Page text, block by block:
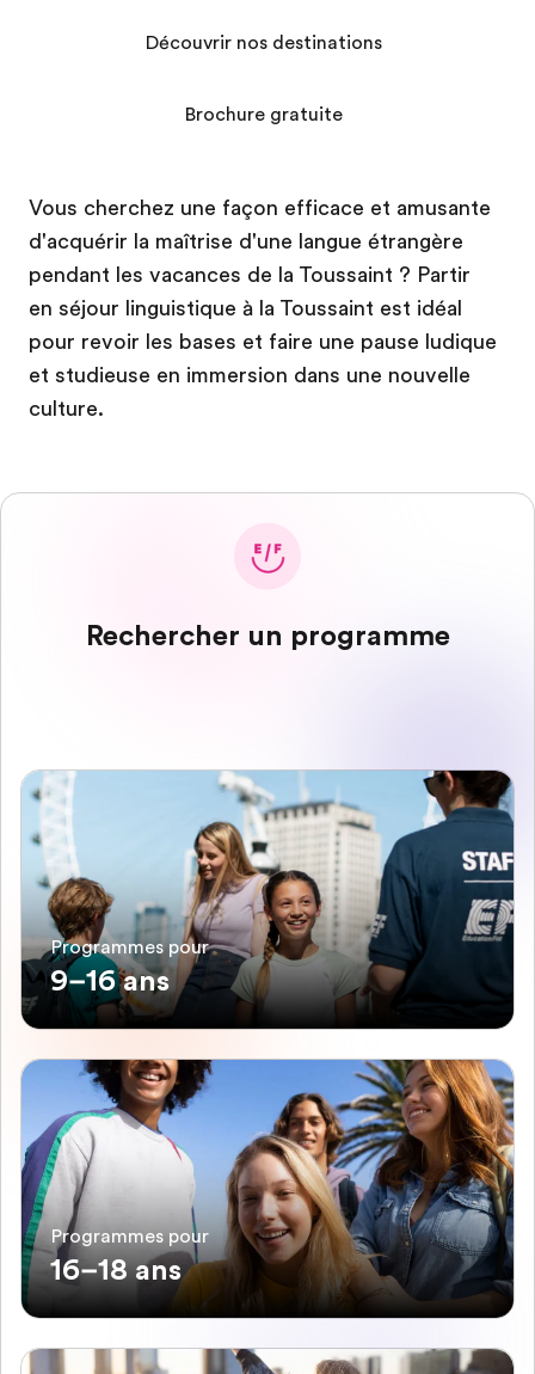
Vous cherchez une façon efficace et amusante
d'acquérir la maîtrise d'une langue étrangère
pendant les vacances de la Toussaint ? Partir
en séjour linguistique à la Toussaint est idéal
pour revoir les bases et faire une pause ludique
et studieuse en immersion dans une nouvelle
culture.
Découvrir nos destinations
Brochure gratuite
Rechercher un programme
Programmes pour
9–16 ans
Programmes pour
16–18 ans